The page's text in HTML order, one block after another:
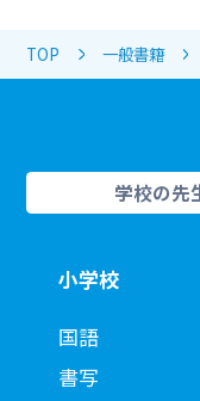
TOP 一般書籍
学校の先
小学校
国語
書写